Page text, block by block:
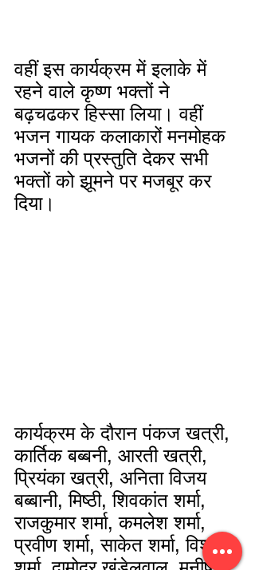
वहीं इस कार्यक्रम में इलाके में
रहने वाले कृष्ण भक्तों ने
बढ़चढकर हिस्सा लिया। वहीं
भजन गायक कलाकारों मनमोहक
भजनों की प्रस्तुति देकर सभी
भक्तों को झूमने पर मजबूर कर
दिया।
कार्यक्रम के दौरान पंकज खत्री,
कार्तिक बब्बनी, आरती खत्री,
प्रियंका खत्री, अनिता विजय
बब्बानी, मिष्ठी, शिवकांत शर्मा,
राजकुमार शर्मा, कमलेश शर्मा,
प्रवीण शर्मा, साकेत शर्मा, विशाल